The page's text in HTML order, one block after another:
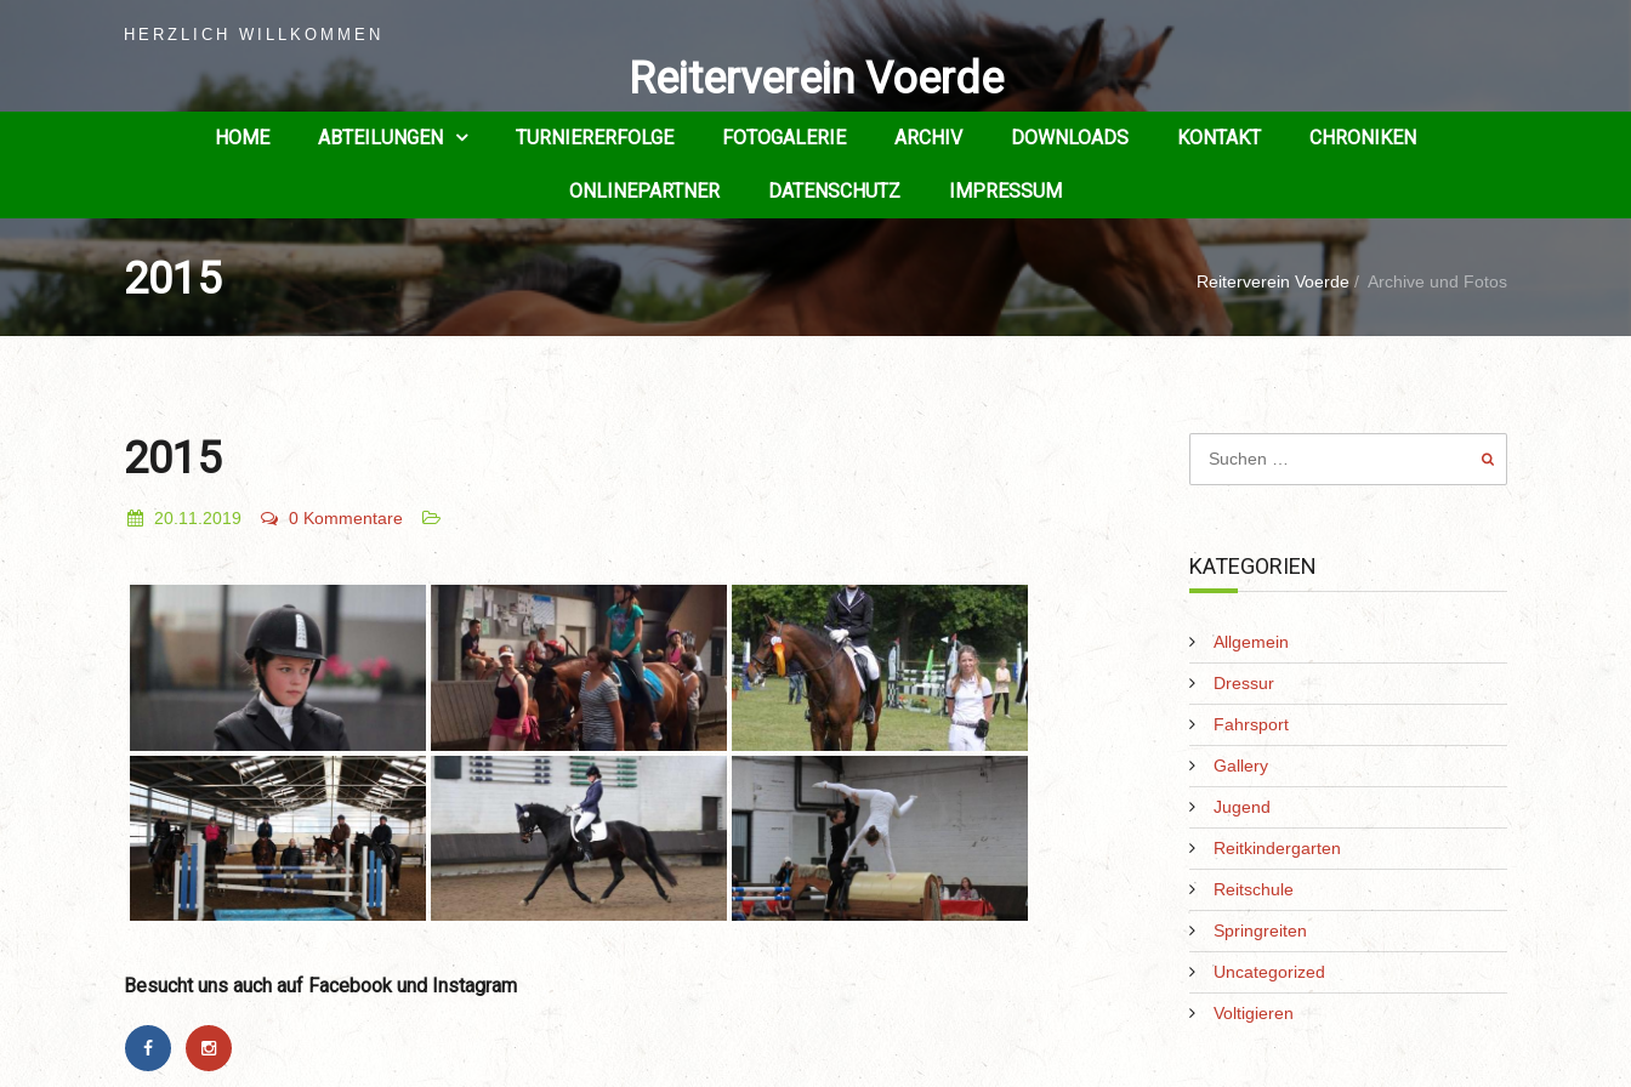
HERZLICH WILLKOMMEN
Reiterverein Voerde
HOME ABTEILUNGEN TURNIERERFOLGE FOTOGALERIE ARCHIV DOWNLOADS KONTAKT CHRONIKEN
ONLINEPARTNER DATENSCHUTZ IMPRESSUM
2015 Reiterverein Voerde / Archive und Fotos
2015
20.11.2019 0 Kommentare
Besucht uns auch auf Facebook und Instagram
KATEGORIEN
Allgemein
Dressur
Fahrsport
Gallery
Jugend
Reitkindergarten
Reitschule
Springreiten
Uncategorized
Voltigieren